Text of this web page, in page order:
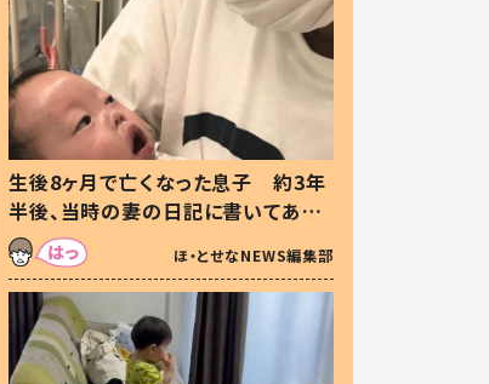
生後8ヶ月で亡くなった息子 約3年
半後、当時の妻の日記に書いてあっ
た本音とは
ほ・とせなNEWS編集部